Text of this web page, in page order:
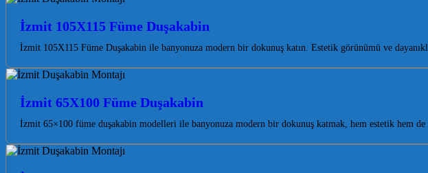
İzmit 105X115 Füme Duşakabin
İzmit 105X115 Füme Duşakabin ile banyonuza modern bir dokunuş katın. Estetik görünümü ve
İzmit 65X100 Füme Duşakabin
İzmit 65×100 füme duşakabin modelleri ile banyonuza modern bir dokunuş katmak, hem estetik hem